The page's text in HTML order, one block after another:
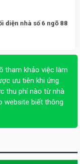
diện nhà số 6 ngõ 88
tham khảo việc làm
ưu tiên khi ứng
thu phí nào từ nhà
website biết thông